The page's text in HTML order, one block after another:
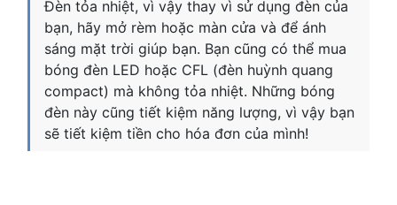
Đèn tỏa nhiệt, vì vậy thay vì sử dụng đèn của
bạn, hãy mở rèm hoặc màn cửa và để ánh
sáng mặt trời giúp bạn. Bạn cũng có thể mua
bóng đèn LED hoặc CFL (đèn huỳnh quang
compact) mà không tỏa nhiệt. Những bóng
đèn này cũng tiết kiệm năng lượng, vì vậy bạn
sẽ tiết kiệm tiền cho hóa đơn của mình!